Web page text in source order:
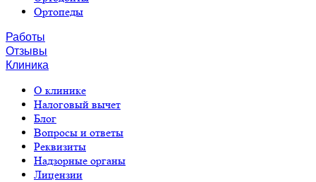
Ортопеды
Работы
Отзывы
Клиника
О клинике
Налоговый вычет
Блог
Вопросы и ответы
Реквизиты
Надзорные органы
Лицензии